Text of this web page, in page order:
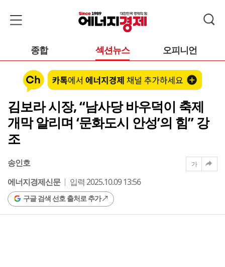
종합 섹션뉴스 오피니언
김보라 시장, “남사당 바우덕이 축제
개막 알리며 ‘문화도시 안성’의 힘” 강
조
송인호
에너지경제신문
입력 2025.10.09 13:56
구글 검색 선호 출처로 추가
가